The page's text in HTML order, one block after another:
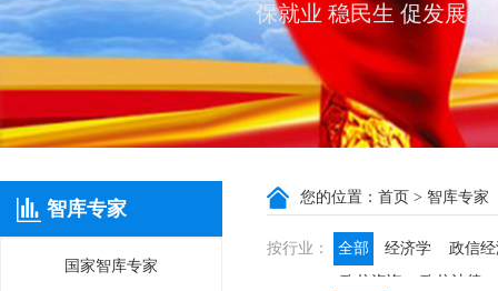
保就业 稳民生 促发展
智库专家
国家智库专家
您的位置： 首页 > 智库专家
按行业： 全部 经济学
政信
政信咨询
政信法律